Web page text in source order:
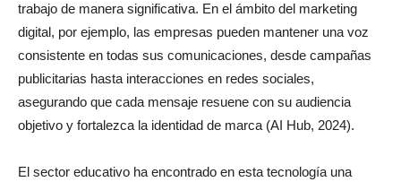
trabajo de manera significativa. En el ámbito del marketing
digital, por ejemplo, las empresas pueden mantener una voz
consistente en todas sus comunicaciones, desde campañas
publicitarias hasta interacciones en redes sociales,
asegurando que cada mensaje resuene con su audiencia
objetivo y fortalezca la identidad de marca (AI Hub, 2024).
El sector educativo ha encontrado en esta tecnología una